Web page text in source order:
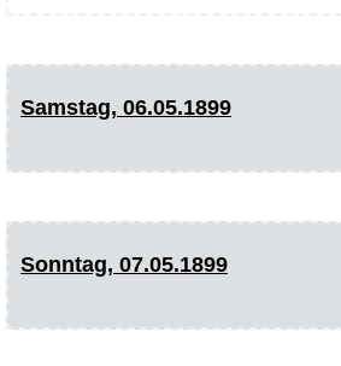
Samstag, 06.05.1899
Sonntag, 07.05.1899